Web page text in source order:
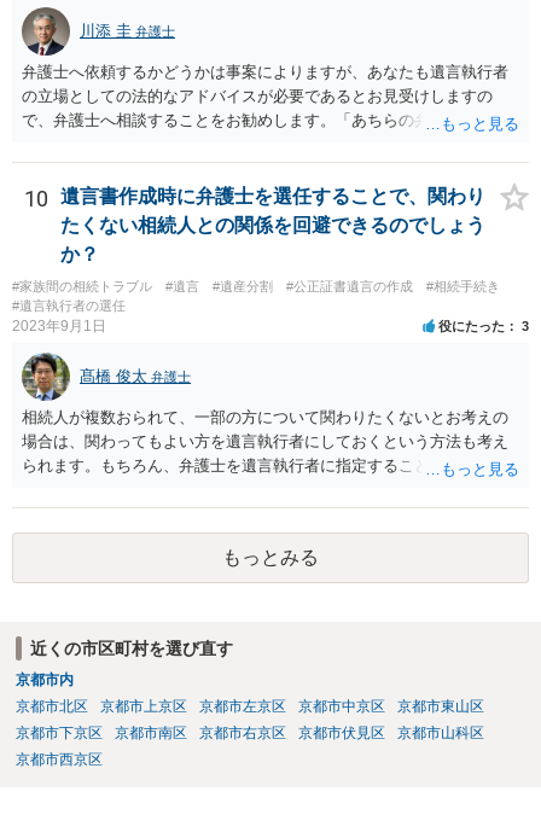
川添 圭 弁護士
弁護士へ依頼するかどうかは事案によりますが、あなたも遺言執行者
の立場としての法的なアドバイスが必要であるとお見受けしますの
で、弁護士へ相談することをお勧めします。「あちらの弁護士」（元
誘導しかしてこないと思います。
10
遺言書作成時に弁護士を選任することで、関わり
たくない相続人との関係を回避できるのでしょう
か？
#家族間の相続トラブル #遺言 #遺産分割 #公正証書遺言の作成
#相続手続き
#遺言執行者の選任
2023年9月1日 役にたった 3
髙橋 俊太 弁護士
相続人が複数おられて、一部の方について関わりたくないとお考えの
場合は、関わってもよい方を遺言執行者にしておくという方法も考え
られます。もちろん、弁護士を遺言執行者に指定することもできます
方に再委任の権限を付与しておくという方法もあります。 一度、弁護
士に直接ご相談されることをお勧めいたします。
もっとみる
近くの市区町村を選び直す
京都市内
京都市北区
京都市上京区 京都市左京区 京都市中京区
京都市東山区
京都市下京区
京都市南区 京都市右京区 京都市伏見区
京都市山科区
京都市西京区